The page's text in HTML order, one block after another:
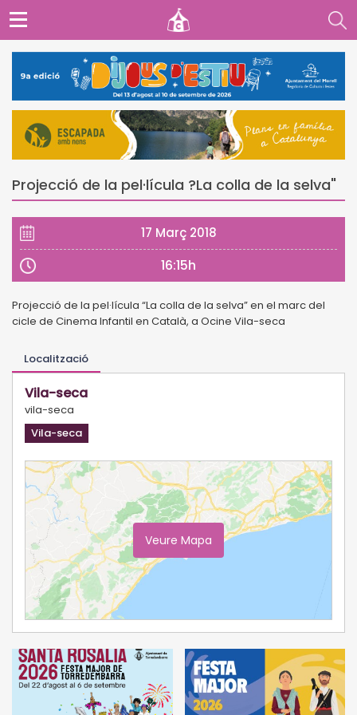
Projecció de la pel·lícula ?La colla de la selva"
17 Març 2018
16:15h
Projecció de la pel·lícula “La colla de la selva” en el marc del
cicle de Cinema Infantil en Català, a Ocine Vila-seca
Localització
Vila-seca
vila-seca
Vila-seca
Veure Mapa